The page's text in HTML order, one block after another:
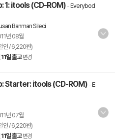
1: itools (CD-ROM) -Everybod
Banman Sileci
년 08월
인 / 6,220원)
일 출고 변경
Starter: itools (CD-ROM) -E
년 07월
인 / 6,220원)
일 출고 변경